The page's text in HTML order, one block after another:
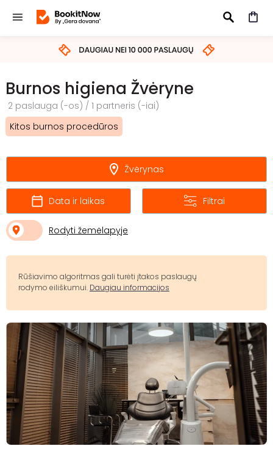
IEŠKOTI
Burnos higiena Žvėryne
2 paslauga (-os) / 1 partneris (-iai)
Kitos burnos procedūros
Žvėrynas
Data ir laikas Filtrai
Rodyti žemėlapyje
Rūšiavimo algoritmas gali turėti įtakos paslaugų
rodymo eiliškumui. Daugiau informacijos